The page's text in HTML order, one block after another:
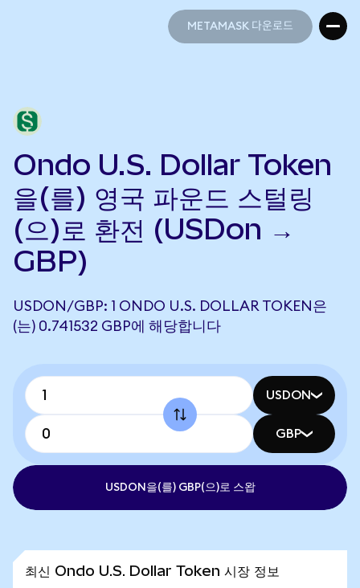
METAMASK 다운로드
Ondo U.S. Dollar Token
을(를) 영국 파운드 스털링
(으)로 환전 (USDon →
GBP)
USDON/GBP: 1 ONDO U.S. DOLLAR TOKEN은
(는) 0.741532 GBP에 해당합니다
USDON
GBP
USDON을(를) GBP(으)로 스왑
최신 Ondo U.S. Dollar Token 시장 정보